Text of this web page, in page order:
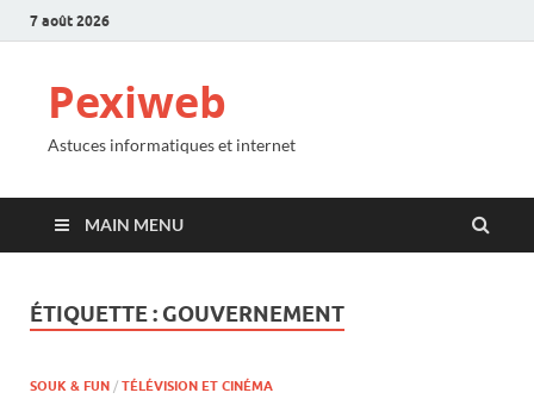
7 août 2026
Pexiweb
Astuces informatiques et internet
MAIN MENU
ÉTIQUETTE : GOUVERNEMENT
SOUK & FUN / TÉLÉVISION ET CINÉMA